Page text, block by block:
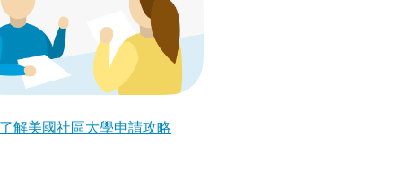
了解美國社區大學申請攻略